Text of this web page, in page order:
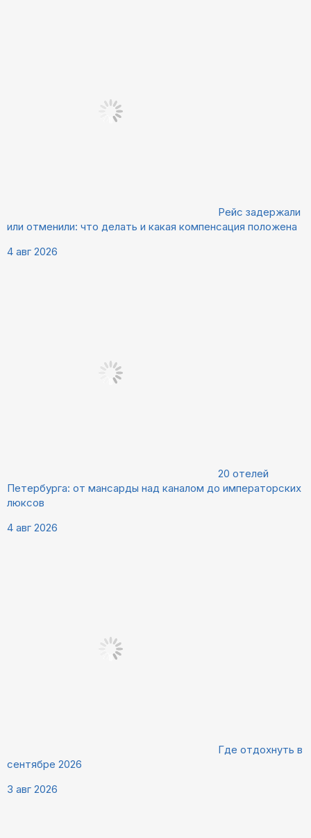
Рейс задержали
или отменили: что делать и какая компенсация положена
4 авг 2026
20 отелей
Петербурга: от мансарды над каналом до императорских
люксов
4 авг 2026
Где отдохнуть в
сентябре 2026
3 авг 2026